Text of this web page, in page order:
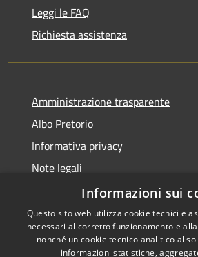
Leggi le FAQ
Richiesta assistenza
Amministrazione trasparente
Albo Pretorio
Informativa privacy
Note legali
Dichiarazione di accessibilità
Informazioni sui
Questo sito web utilizza cookie tecnici e
necessari al corretto funzionamento e
nonché un cookie tecnico analitico al
informazioni statistiche,